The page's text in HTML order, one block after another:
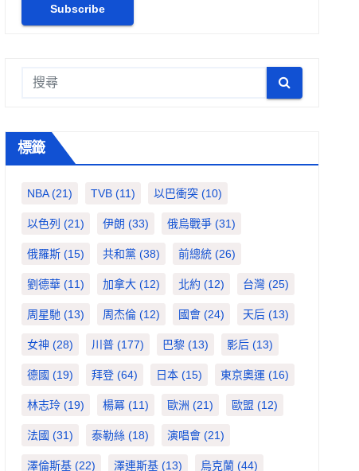
標籤
NBA(21) TVB (11) 以巴衝突 (10)
以色列 (21) 伊朗 (33) 俄烏戰爭 (31)
俄羅斯 (15) 共和黨 (38) 前總統 (26)
劉德華 (11) 加拿大 (12) 北約 (12) 台灣 (25)
周星馳 (13) 周杰倫 (12) 國會 (24) 天后 (13)
女神 (28) 川普 (177) 巴黎 (13) 影后 (13)
德國 (19) 拜登 (64) 日本 (15) 東京奧運 (16)
林志玲 (19) 楊冪 (11) 歐洲 (21) 歐盟 (12)
法國 (31) 泰勒絲 (18) 演唱會 (21)
澤倫斯基 (22) 澤連斯基 (13) 烏克蘭 (44)